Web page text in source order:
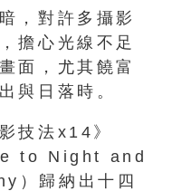
，對許多攝影
擔心光線不足
面，尤其饒富
與日落時。
技法x14》
to Night and
歸納出十四